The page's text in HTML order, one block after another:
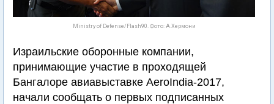
Ministry of Defense/Flash90. Фото: А.Хермони
Израильские оборонные компании,
принимающие участие в проходящей
Бангалоре авиавыставке AeroIndia-2017,
начали сообщать о первых подписанных